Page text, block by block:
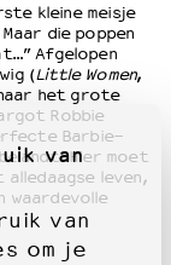
van
van
om je
kleine meisje
die poppen
Afgelopen
(Little Women,
het grote
Robbie
Barbie-
Hier moet
alledaagse leven,
waardevolle